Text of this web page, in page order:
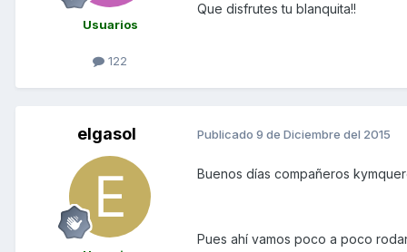
Usuarios
122
Que disfrutes tu blanquita!!
elgasol Publicado 9 de Diciembre del 2015
Buenos días compañeros
Pues ahí vamos poco a poco